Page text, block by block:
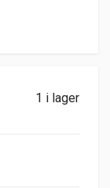
1 i lager